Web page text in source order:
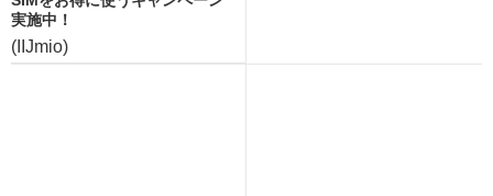
実施中！
(IIJmio)